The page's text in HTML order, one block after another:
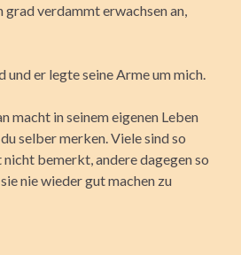
grad verdammt erwachsen an,
und er legte seine Arme um mich.
macht in seinem eigenen Leben
selber merken. Viele sind so
nicht bemerkt, andere dagegen so
nie wieder gut machen zu